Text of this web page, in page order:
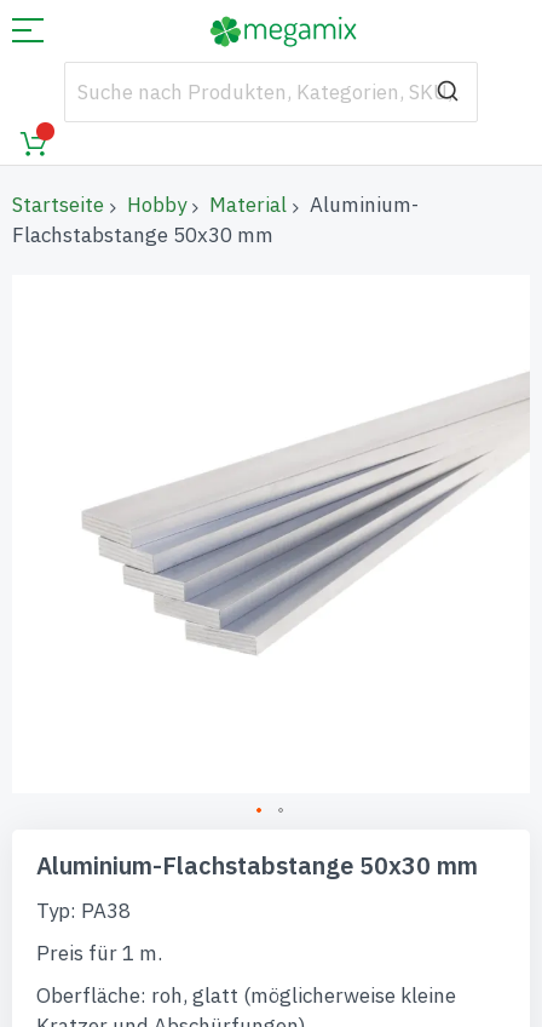
Startseite Hobby Material
Aluminium-
Flachstabstange 50x30 mm
Anfang
Bildgalerie
springen
Aluminium-Flachstabstange 50x30 mm
Typ: PA38
Preis für 1 m.
Oberfläche: roh, glatt (möglicherweise kleine